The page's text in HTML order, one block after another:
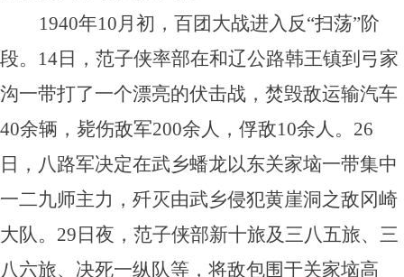
1940年10月初，百团大战进入反“扫荡”阶
段。14日，范子侠率部在和辽公路韩王镇到弓家
沟一带打了一个漂亮的伏击战，焚毁敌运输汽车
40余辆，毙伤敌军200余人，俘敌10余人。26
日，八路军决定在武乡蟠龙以东关家垴一带集中
一二九师主力，歼灭由武乡侵犯黄崖洞之敌冈崎
大队。29日夜，范子侠部新十旅及三八五旅、三
八六旅、决死一纵队等，将敌包围于关家垴高